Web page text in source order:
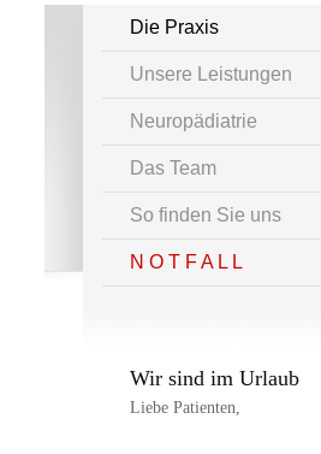
Die Praxis
Unsere Leistungen
Neuropädiatrie
Das Team
So finden Sie uns
N O T F A L L
Wir sind im Urlaub
Liebe Patienten,